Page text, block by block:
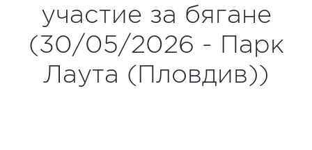
участие за бягане
(30/05/2026 - Парк
Лаута (Пловдив))